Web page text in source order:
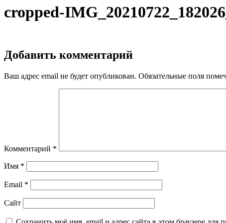
cropped-
Добавить комментарий
Ваш адрес email не будет опубликован. Обязательные поля
Комментарий *
Имя *
Email *
Сайт